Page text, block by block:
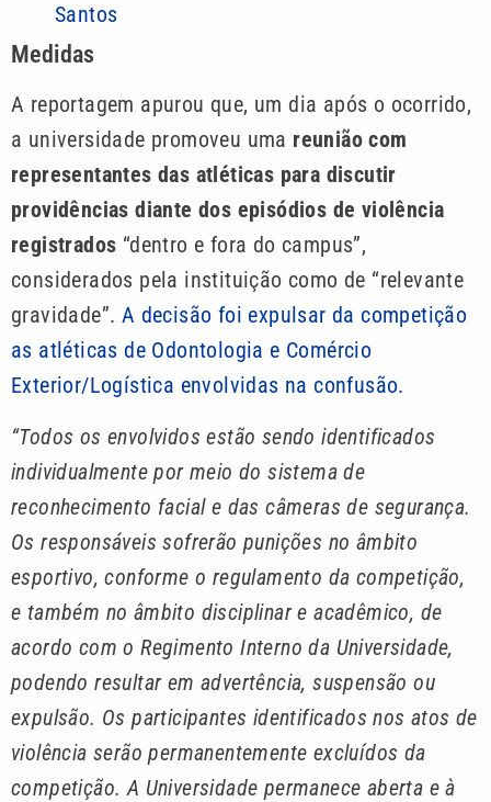
Santos
Medidas
A reportagem apurou que, um dia após o ocorrido,
a universidade promoveu uma reunião com
representantes das atléticas para discutir
providências diante dos episódios de violência
registrados “dentro e fora do campus”,
considerados pela instituição como de “relevante
gravidade”. A decisão foi expulsar da competição
as atléticas de Odontologia e Comércio
Exterior/Logística envolvidas na confusão.
“Todos os envolvidos estão sendo identificados
individualmente por meio do sistema de
reconhecimento facial e das câmeras de segurança.
Os responsáveis sofrerão punições no âmbito
esportivo, conforme o regulamento da competição,
e também no âmbito disciplinar e acadêmico, de
acordo com o Regimento Interno da Universidade,
podendo resultar em advertência, suspensão ou
expulsão. Os participantes identificados nos atos de
violência serão permanentemente excluídos da
competição. A Universidade permanece aberta e à